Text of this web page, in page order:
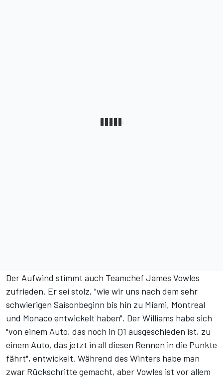
Der Aufwind stimmt auch Teamchef James Vowles
zufrieden. Er sei stolz, "wie wir uns nach dem sehr
schwierigen Saisonbeginn bis hin zu Miami, Montreal
und Monaco entwickelt haben". Der Williams habe sich
"von einem Auto, das noch in Q1 ausgeschieden ist, zu
einem Auto, das jetzt in all diesen Rennen in die Punkte
fährt", entwickelt. Während des Winters habe man
zwar Rückschritte gemacht, aber Vowles ist vor allem